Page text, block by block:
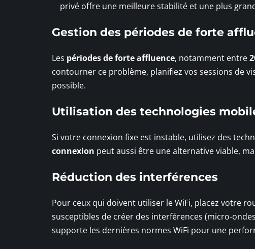
privé offre une meilleure stabilité et une plus
Gestion des périodes de forte
Les périodes de forte affluence, notamment entre
contourner ce problème, planifiez vos sessions de
possible.
Utilisation des technologies
Si votre connexion fixe est instable, utilisez des
connexion peut aussi être une alternative viable,
Réduction des interférences
Pour ceux qui doivent utiliser le WiFi, placez votre
susceptibles de créer des interférences (micro-
supporte les dernières normes WiFi pour une